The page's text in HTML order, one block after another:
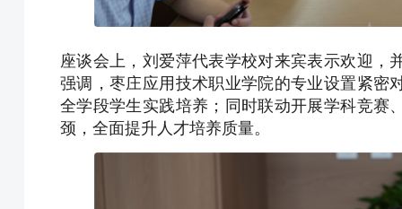
座谈会上，刘爱萍代表学校对来宾表示欢迎，
强调，枣庄应用技术职业学院的专业设置紧密
全学段学生实践培养；同时联动开展学科竞赛
颈，全面提升人才培养质量。